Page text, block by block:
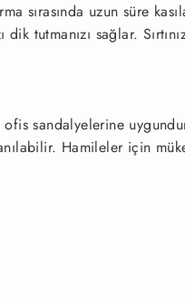
sırasında uzun süre
tutmanızı sağlar.
sandalyelerine
Hamileler için